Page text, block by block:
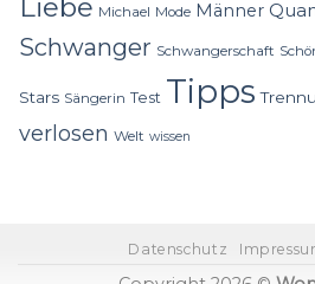
Liebe Michael Mode Männer
Schwanger Schwangerschaft
Stars Sängerin Test Tipps
verlosen Welt wissen
Datenschutz